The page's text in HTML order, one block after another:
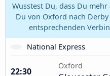
Wusstest Du, dass Du
Du von Oxford nach
entsprechenden
National Express
22:30
Oxford